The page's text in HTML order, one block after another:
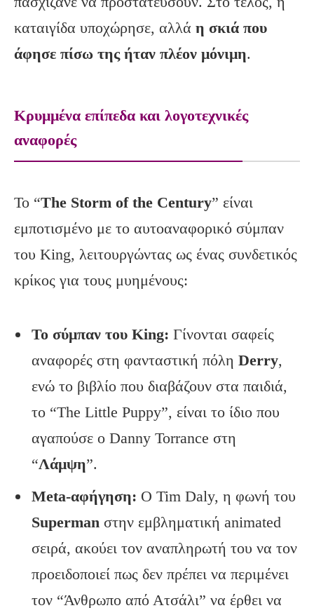
καταιγίδα υποχώρησε, αλλά η σκιά που
άφησε πίσω της ήταν πλέον μόνιμη.
Κρυμμένα επίπεδα και λογοτεχνικές
αναφορές
Το “The Storm ofthe Century” είναι
εμποτισμένο με το αυτοαναφορικό σύμπαν
του King, λειτουργώντας ως ένας συνδετικός
κρίκος για τους μυημένους:
Το σύμπαν του King: Γίνονται σαφείς
αναφορές στη φανταστική πόλη Derry,
ενώ το βιβλίο που διαβάζουν στα παιδιά,
το “The Little Puppy”, είναι το ίδιο που
αγαπούσε ο Danny Torrance στη
“Λάμψη”.
Meta-αφήγηση: Ο Tim Daly, η φωνή του
Superman στην εμβληματική animated
σειρά, ακούει τον αναπληρωτή του να τον
προειδοποιεί πως δεν πρέπει να περιμένει
τον “Άνθρωπο από Ατσάλι” να έρθει να